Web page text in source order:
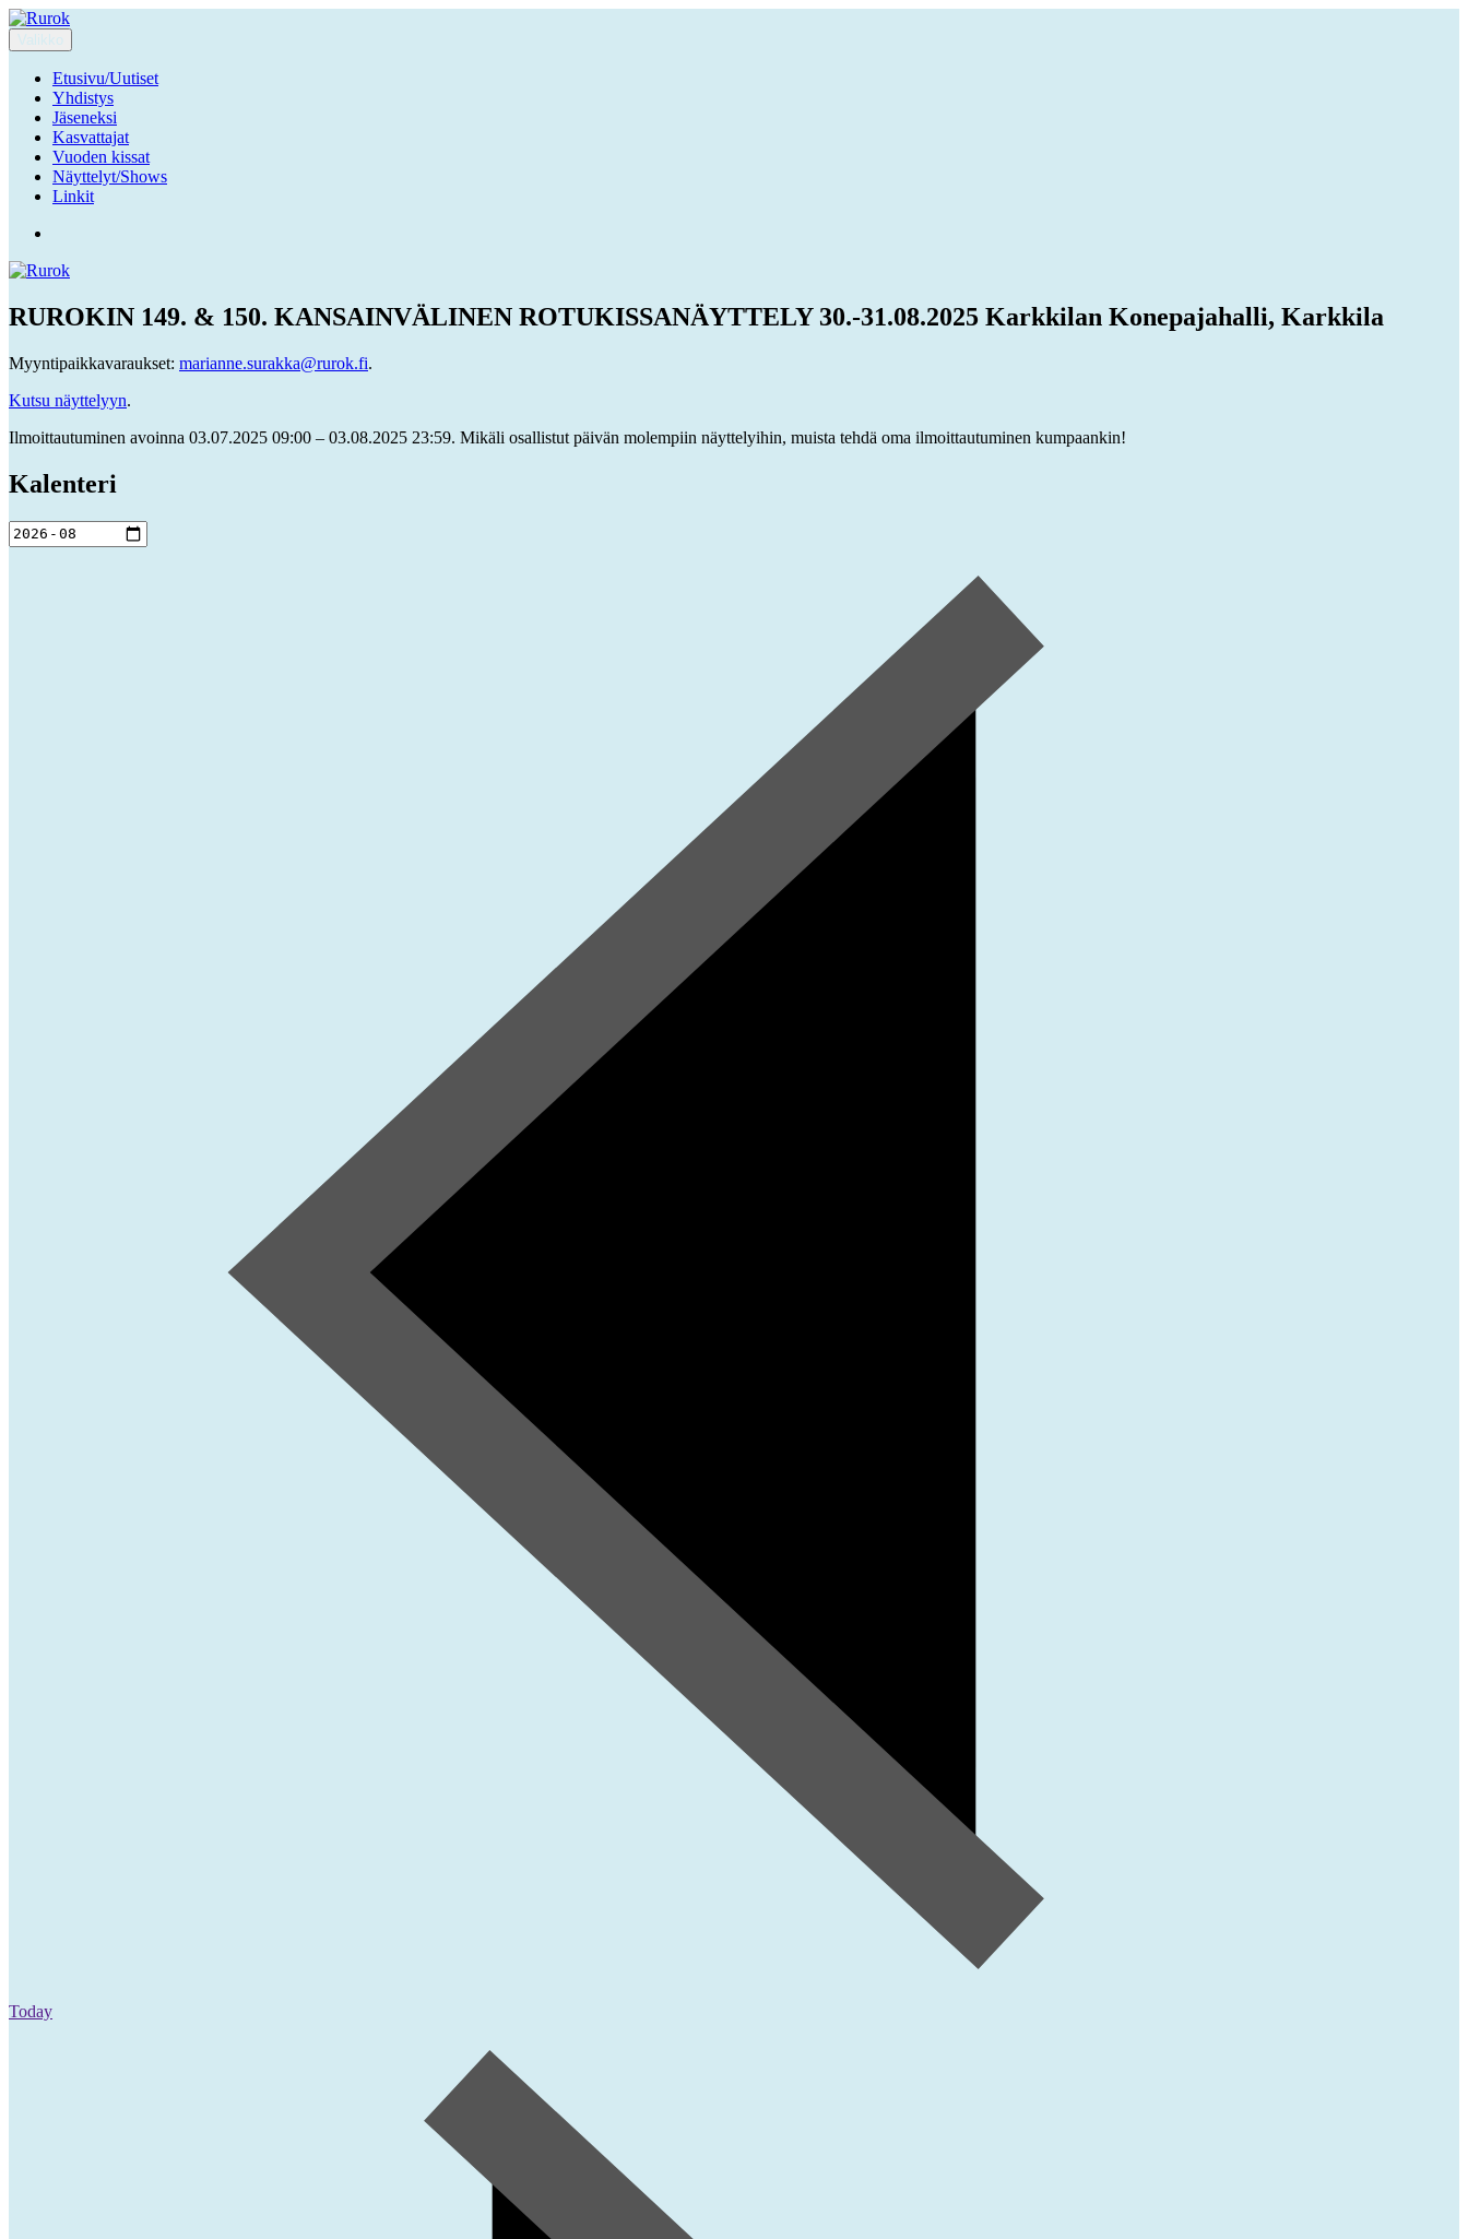
Siirry
sisältöön
Rurok
Ruuhka-Suomen Rotukissayhdistys
Valikko
Etusivu/Uutiset
Yhdistys
Jäseneksi
Kasvattajat
Vuoden kissat
Näyttelyt/Shows
Linkit
RUROKIN 149. & 150. KANSAINVÄLINEN ROTUKISSANÄYTTELY 30.-31.08.2025 Karkkilan Konepajahalli, Karkkila
Myyntipaikkavaraukset: marianne.surakka@rurok.fi.
Kutsu näyttelyyn.
Ilmoittautuminen avoinna 03.07.2025 09:00 – 03.08.2025 23:59. Mikäli osallistut päivän molempiin näyttelyihin, muista tehdä oma ilmoittautuminen kumpaankin!
Kalenteri
Today